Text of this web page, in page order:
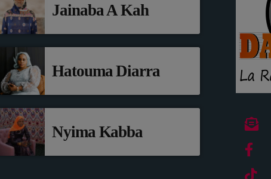
Jainaba A Kah
Hatouma Diarra
Nyima Kabba